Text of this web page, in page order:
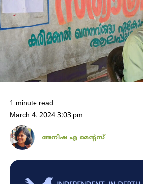
1 minute read
March 4, 2024 3:03 pm
അനിഷ എ മെന്റസ്